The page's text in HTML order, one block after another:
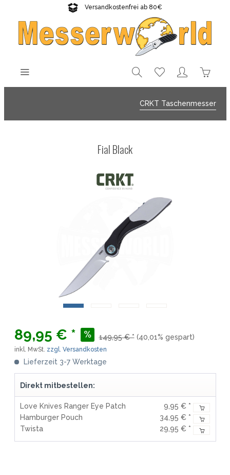
Versandkostenfrei ab 80€
Gratisversand sichern!
CRKT Taschenmesser
Fial Black
89,95 € * 149,95 € * (40,01% gespart)
inkl. MwSt. zzgl. Versandkosten
Lieferzeit 3-7 Werktage
Direkt mitbestellen:
Love Knives Ranger Eye Patch
9,95 € *
Hamburger Pouch
34,95 € *
Twista
29,95 € *